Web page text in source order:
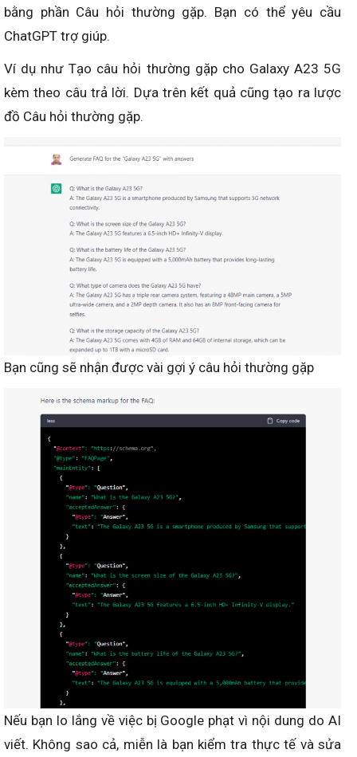
bằng phần Câu hỏi thường gặp. Bạn có thể yêu cầu
ChatGPT trợ giúp.
Ví dụ như Tạo câu hỏi thường gặp cho Galaxy A23 5G
kèm theo câu trả lời. Dựa trên kết quả cũng tạo ra lược
đồ Câu hỏi thường gặp.
Bạn cũng sẽ nhận được vài gợi ý câu hỏi thường gặp
Nếu bạn lo lắng về việc bị Google phạt vì nội dung do AI
viết. Không sao cả, miễn là bạn kiểm tra thực tế và sửa